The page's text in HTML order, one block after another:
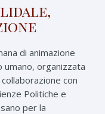
di animazione
organizzata
con
Politiche e
per la